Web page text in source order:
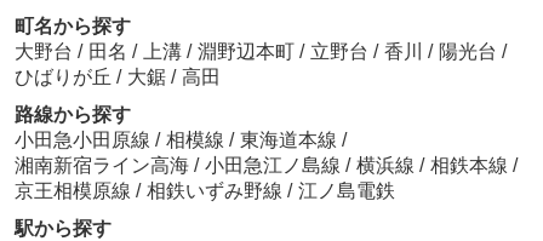
町名から探す
大野台 / 田名 / 上溝 / 淵野辺本町 / 立野台 / 香川 / 陽光台 /
ひばりが丘 / 大鋸 / 高田
路線から探す
小田急小田原線 / 相模線 / 東海道本線 /
湘南新宿ライン高海 / 小田急江ノ島線 / 横浜線 / 相鉄本線 /
京王相模原線 / 相鉄いずみ野線 / 江ノ島電鉄
駅から探す